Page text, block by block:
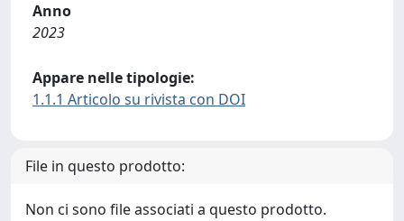
Anno
2023
Appare nelle tipologie:
1.1.1 Articolo su rivista con DOI
File in questo prodotto:
Non ci sono file associati a questo prodotto.